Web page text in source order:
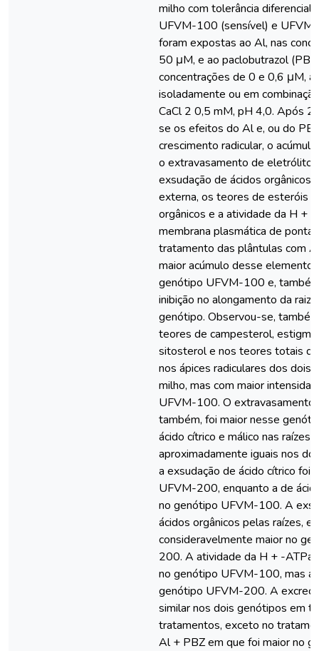
milho com tolerância diferencial
UFVM-100 (sensível) e
foram expostas ao Al, nas
50 μM, e ao paclobutrazol
concentrações de 0 e 0,6 μM,
isoladamente ou em
CaCl 2 0,5 mM, pH 4,0. Após
se os efeitos do Al e, ou do
crescimento radicular, o
o extravasamento de
exsudação de ácidos orgânicos
externa, os teores de esteróis
orgânicos e a atividade da H +
membrana plasmática de
tratamento das plântulas com
maior acúmulo desse elemento
genótipo UFVM-100 e,
inibição no alongamento da raiz
genótipo. Observou-se,
teores de campesterol,
sitosterol e nos teores totais
nos ápices radiculares dos dois
milho, mas com maior
UFVM-100. O
também, foi maior nesse
ácido cítrico e málico nas raízes
aproximadamente iguais nos
a exsudação de ácido cítrico foi
UFVM-200, enquanto a de
no genótipo UFVM-100. A
ácidos orgânicos pelas raízes,
consideravelmente maior no
200. A atividade da H + -
no genótipo UFVM-100, mas
genótipo UFVM-200. A
similar nos dois genótipos em
tratamentos, exceto no
Al + PBZ em que foi maior no